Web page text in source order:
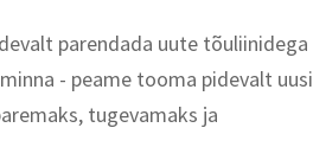
parendada uute tõuliinidega
- peame tooma pidevalt uusi
tugevamaks ja